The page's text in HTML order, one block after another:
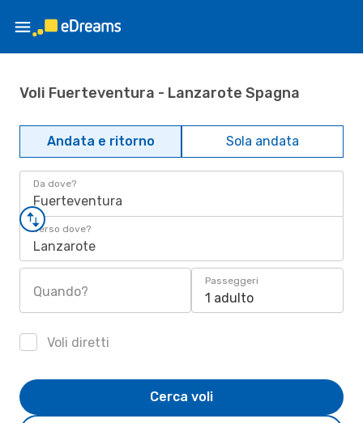
Voli Fuerteventura - Lanzarote Spagna
Andata e ritorno Sola andata
Da dove?
Fuerteventura
Verso dove?
Lanzarote
Quando?
Passeggeri
1 adulto
Voli diretti
Cerca voli